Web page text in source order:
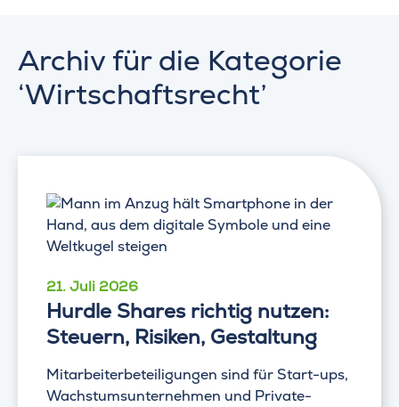
Archiv für die Kategorie
‘Wirtschaftsrecht’
21. Juli 2026
Hurdle Shares richtig nutzen:
Steuern, Risiken, Gestaltung
Mitarbeiterbeteiligungen sind für Start-ups,
Wachstumsunternehmen und Private-